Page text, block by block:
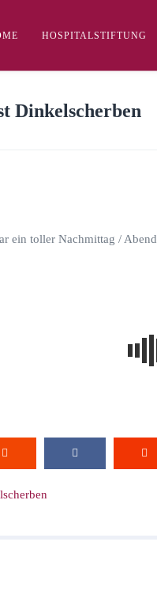
HOSPITALSTIFTUNG
Dinkelscherben
ein toller Nachmittag /